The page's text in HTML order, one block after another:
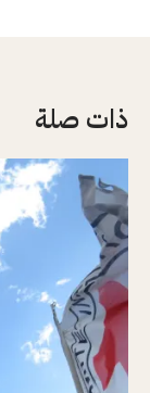
ذات صلة